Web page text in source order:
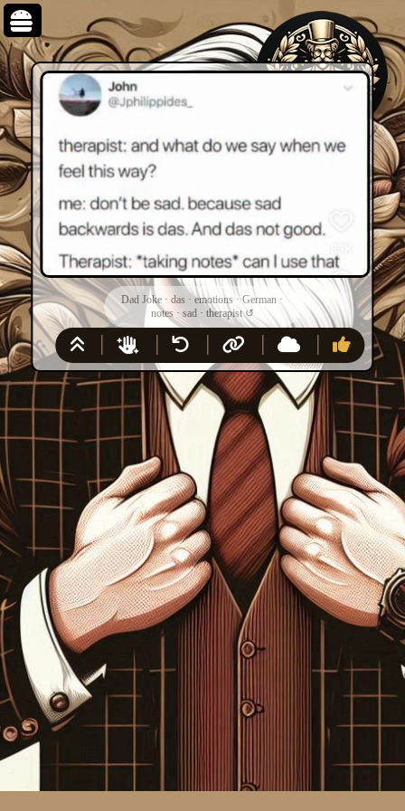
Dad Joke ·das ·emotions ·German ·
notes·sad· therapist ↺